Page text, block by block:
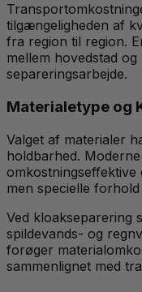
tilgængeligheden af
fra region til region.
mellem hovedstad
separeringsarbejde.
Materialetype og
Valget af materialer
holdbarhed.
omkostningseffektive
men specielle
Ved kloakseparering
spildevands- og
forøger
sammenlignet med